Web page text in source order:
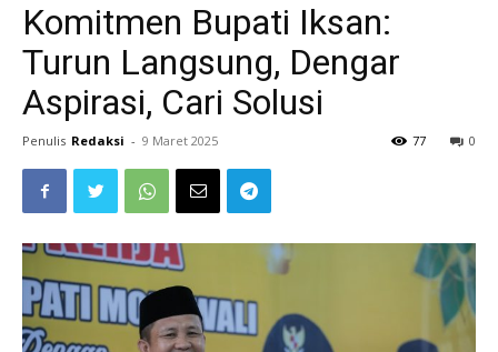
Komitmen Bupati Iksan:
Turun Langsung, Dengar
Aspirasi, Cari Solusi
Penulis Redaksi - 9 Maret 2025 0
77